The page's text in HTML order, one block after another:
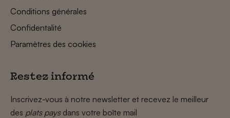
Conditions générales
Confidentalité
Paramètres des cookies
Restez informé
Inscrivez-vous à notre newsletter et recevez le meilleur
des plats paysdans votre boîte mail